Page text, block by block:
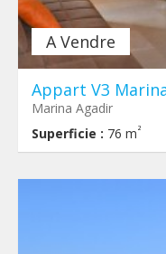
A Vendre
Appart V3
Marina Agadir
Superficie : 76 m²